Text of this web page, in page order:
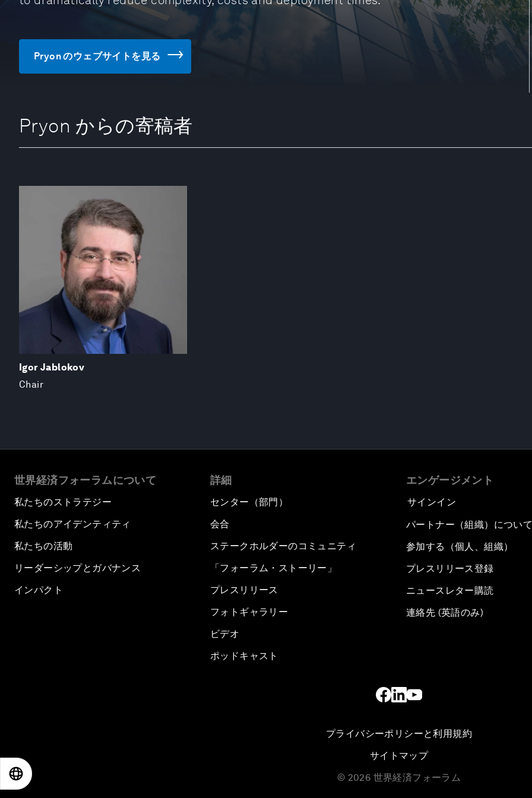
Pryon のウェブサイトを見る
Pryon からの寄稿者
Igor Jablokov
Chair
世界経済フォーラムについて
私たちのストラテジー
私たちのアイデンティティ
私たちの活動
リーダーシップとガバナンス
インパクト
詳細
センター（部門）
会合
ステークホルダーのコミュニティ
「フォーラム・ストーリー」
プレスリリース
フォトギャラリー
ビデオ
ポッドキャスト
エンゲージメント
サインイン
パートナー（組織）について
参加する（個人、組織）
プレスリリース登録
ニュースレター購読
連絡先 (英語のみ)
プライバシーポリシーと利用規約
サイトマップ
© 2026 世界経済フォーラム